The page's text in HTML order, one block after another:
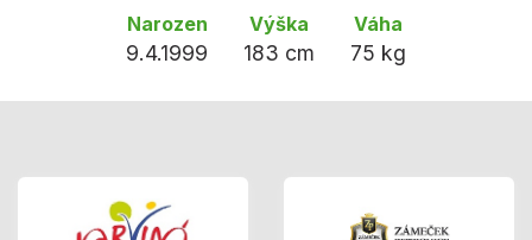
Narozen
9.4.1999
Výška
183 cm
Váha
75 kg